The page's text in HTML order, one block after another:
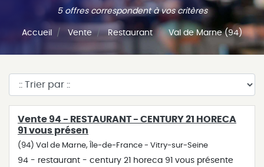
5 offres correspondent à vos critères
Accueil Vente Restaurant Val de Marne (94)
Vente 94 - RESTAURANT - CENTURY 21 HORECA
91 vous présen
(94) Val de Marne, Île-de-France - Vitry-sur-Seine
94 - restaurant - century 21 horeca 91 vous présente